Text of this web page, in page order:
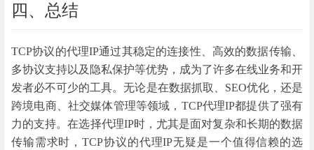
四、总结
TCP协议的代理IP通过其稳定的连接性、高效的数据传输、
多协议支持以及隐私保护等优势，成为了许多在线业务和开
发者必不可少的工具。无论是在数据抓取、SEO优化，还是
跨境电商、社交媒体管理等领域，TCP代理IP都提供了强有
力的支持。在选择代理IP时，尤其是面对复杂和长期的数据
传输需求时，TCP协议的代理IP无疑是一个值得信赖的选